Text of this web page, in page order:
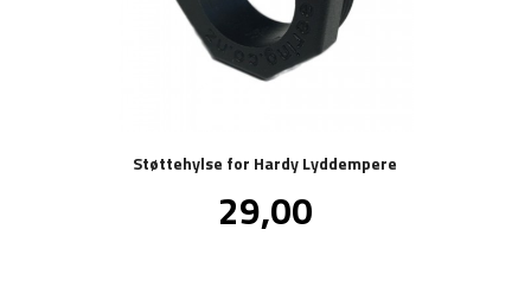
Støttehylse for Hardy Lyddempere
Pris
29,00